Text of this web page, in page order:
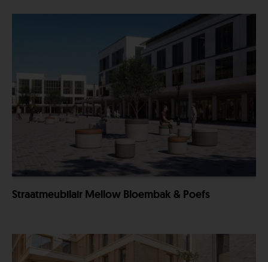
Straatmeubilair Mellow Bloembak & Poefs